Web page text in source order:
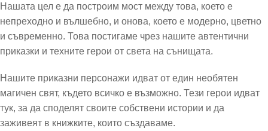
Нашата цел е да построим мост между това, което е
непреходно и вълшебно, и онова, което е модерно, цветно
и съвременно. Това постигаме чрез нашите автентични
приказки и техните герои от света на сънищата.
Нашите приказни персонажи идват от един необятен
магичен свят, където всичко е възможно. Тези герои идват
тук, за да споделят своите собствени истории и да
заживеят в книжките, които създаваме.